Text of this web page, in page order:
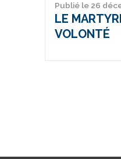
Publié le 26
LE
VOLONTÉ